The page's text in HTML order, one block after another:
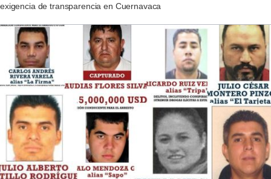
exigencia de transparencia en Cuernavaca